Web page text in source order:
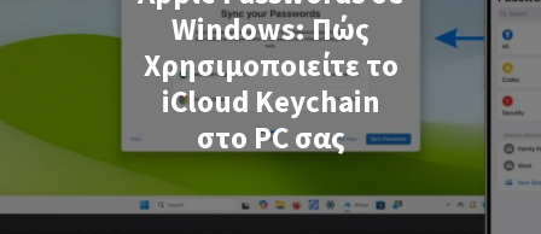
Windows: Πώς
Χρησιμοποιείτε το
iCloud Keychain
στο PC σας